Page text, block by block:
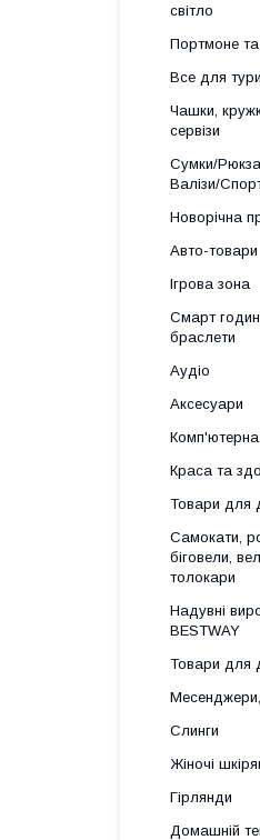
світло
Портмоне та
Все для
Чашки,
сервізи
Сумки/
Валізи/
Новорічна
Авто-товари
Ігрова зона
Смарт
браслети
Аудіо
Аксесуари
Комп'ютерна
Краса та
Товари для
Самокати,
біговели,
толокари
Надувні
BESTWAY
Товари для
Слинги
Жіночі
Гірлянди
Домашній